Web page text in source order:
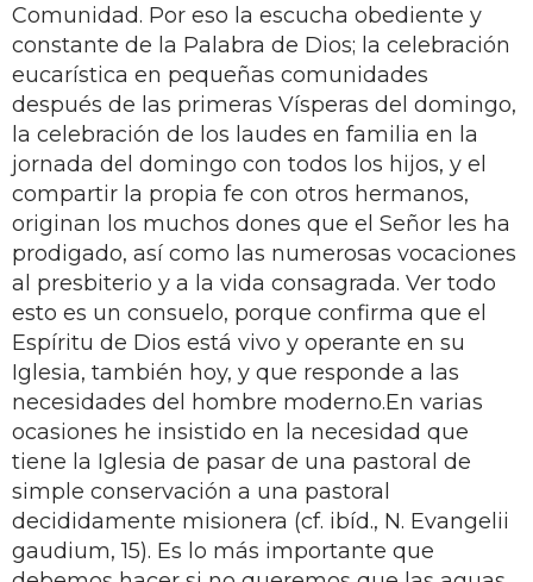
Comunidad. Por eso la escucha obediente y
constante de la Palabra de Dios; la celebración
eucarística en pequeñas comunidades
después de las primeras Vísperas del domingo,
la celebración de los laudes en familia en la
jornada del domingo con todos los hijos, y el
compartir la propia fe con otros hermanos,
originan los muchos dones que el Señor les ha
prodigado, así como las numerosas vocaciones
al presbiterio y a la vida consagrada. Ver todo
esto es un consuelo, porque confirma que el
Espíritu de Dios está vivo y operante en su
Iglesia, también hoy, y que responde a las
necesidades del hombre moderno.En varias
ocasiones he insistido en la necesidad que
tiene la Iglesia de pasar de una pastoral de
simple conservación a una pastoral
decididamente misionera (cf. ibíd., N. Evangelii
gaudium, 15). Es lo más importante que